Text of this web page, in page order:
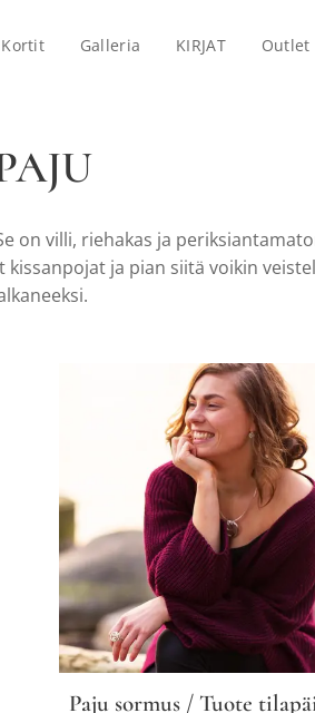
Kortit Galleria KIRJAT Outlet
on villi, riehakas ja
ja pian siitä voikin
Paju sormus / Tuote